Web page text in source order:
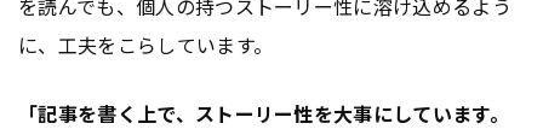
を読んでも、個人の持つストーリー性に溶け込めるよう
に、工夫をこらしています。
「記事を書く上で、ストーリー性を大事にしています。